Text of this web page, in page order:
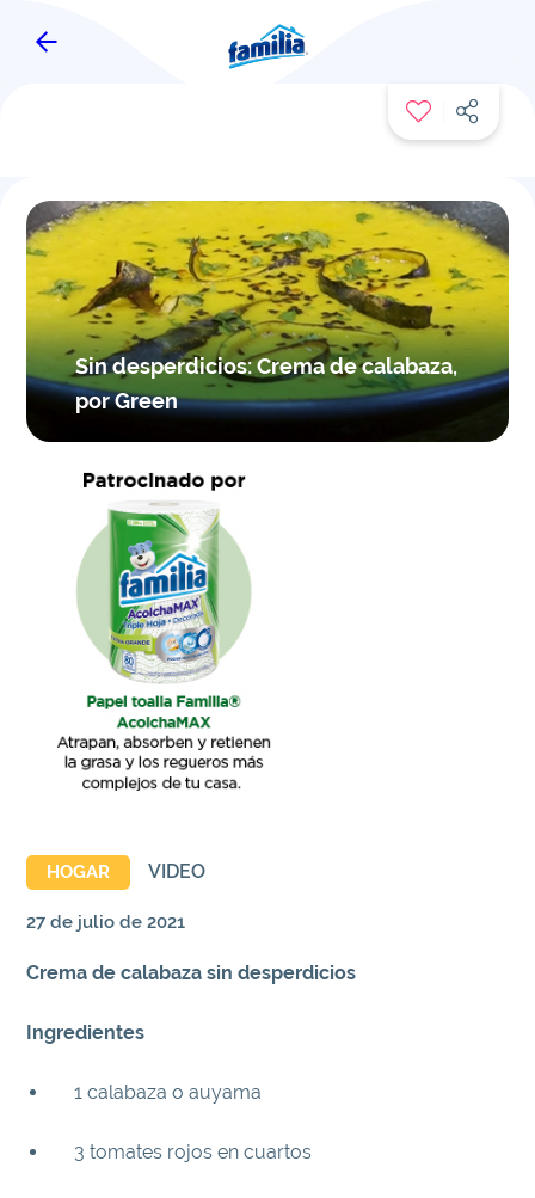
FAMITIPS
Sin desperdicios: Crema de calabaza,
por Green
HOGAR VIDEO
27 de julio de 2021
Crema de calabaza sin desperdicios
Ingredientes
1 calabaza o auyama
3 tomates rojos en cuartos